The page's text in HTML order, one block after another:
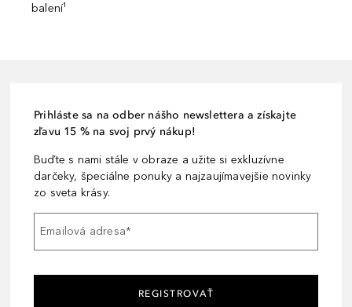
balení¹
Prihláste sa na odber nášho newslettera a získajte
zľavu 15 % na svoj prvý nákup!
Buďte s nami stále v obraze a užite si exkluzívne
darčeky, špeciálne ponuky a najzaujímavejšie novinky
zo sveta krásy.
Emailová adresa*
REGISTROVAŤ